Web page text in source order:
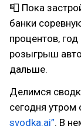
📮 Пока
банки
процентов,
розыгрыш
дальше.
Делимся
сегодня утром
svodka.ai”. В